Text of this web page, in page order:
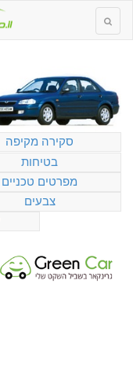
סקירה מקיפה
בטיחות
מפרטים טכניים
צבעים